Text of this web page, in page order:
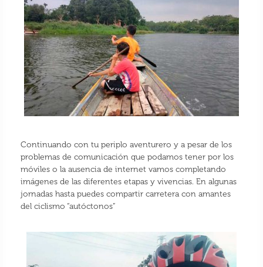
Continuando con tu periplo aventurero y a pesar de los
problemas de comunicación que podamos tener por los
móviles o la ausencia de internet vamos completando
imágenes de las diferentes etapas y vivencias. En algunas
jornadas hasta puedes compartir carretera con amantes
del ciclismo “autóctonos”